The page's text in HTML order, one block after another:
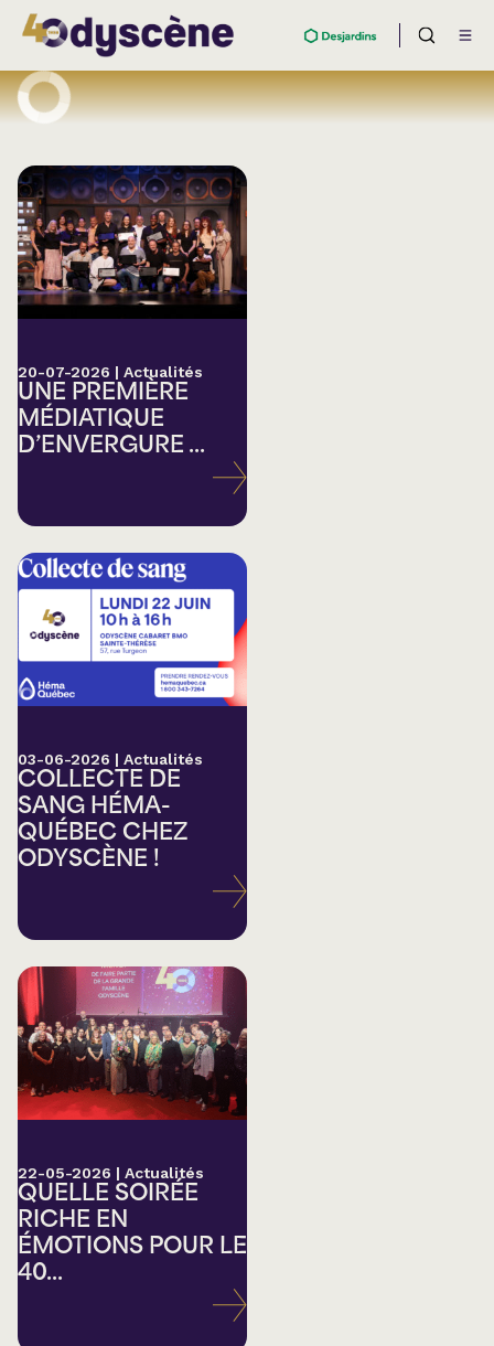
20-07-2026 | Actualités
UNE PREMIÈRE
MÉDIATIQUE
D’ENVERGURE ...
03-06-2026 | Actualités
COLLECTE DE
SANG HÉMA-
QUÉBEC CHEZ
ODYSCÈNE !
22-05-2026 | Actualités
QUELLE SOIRÉE
RICHE EN
ÉMOTIONS POUR LE
40...